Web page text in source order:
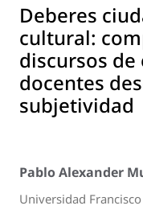
Deberes
cultural:
discursos
docentes
subjetividad
Pablo Alexander
Universidad